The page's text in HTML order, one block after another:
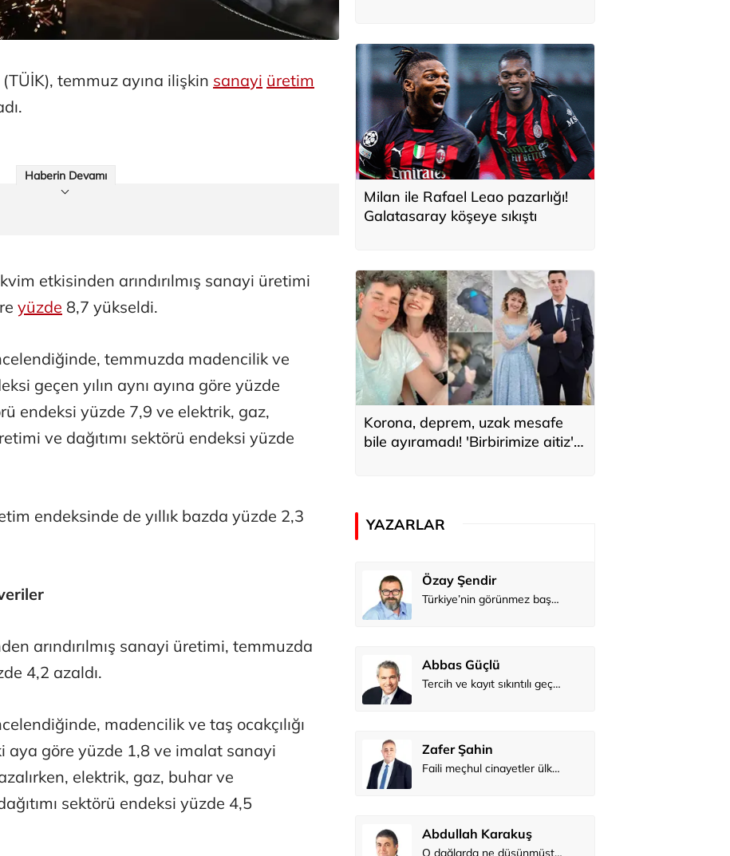
temmuz ayına ilişkin sanayi üretim
Haberin Devamı
etkisinden arındırılmış sanayi üretimi
yüzde 8,7 yükseldi.
temmuzda madencilik ve
geçen yılın aynı ayına göre yüzde
endeksi yüzde 7,9 ve elektrik, gaz,
ve dağıtımı sektörü endeksi yüzde
endeksinde de yıllık bazda yüzde 2,3
arındırılmış sanayi üretimi, temmuzda
4,2 azaldı.
madencilik ve taş ocakçılığı
aya göre yüzde 1,8 ve imalat sanayi
elektrik, gaz, buhar ve
sektörü endeksi yüzde 4,5
Milan ile Rafael Leao pazarlığı!
Galatasaray köşeye sıkıştı
Korona, deprem, uzak mesafe
bile ayıramadı! 'Birbirimize aitiz'
YAZARLAR
Zafer Şahin
Atilay Kandemir
Mağaza açılışı